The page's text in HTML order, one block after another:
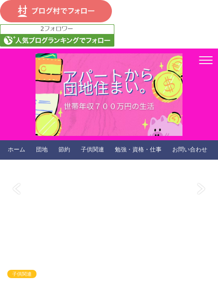
ホーム 団地 節約 子供関連 勉強・資格・仕事 お問い合わせ
子供関連